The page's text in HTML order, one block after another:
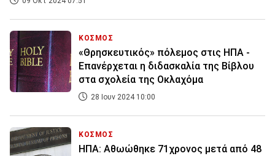
ΚΟΣΜΟΣ
«Θρησκευτικός» πόλεμος στις ΗΠΑ -
Επανέρχεται η διδασκαλία της Βίβλου
στα σχολεία της Οκλαχόμα
28 Ιουν 2024 10:00
ΚΟΣΜΟΣ
ΗΠΑ: Αθωώθηκε 71χρονος μετά από 48